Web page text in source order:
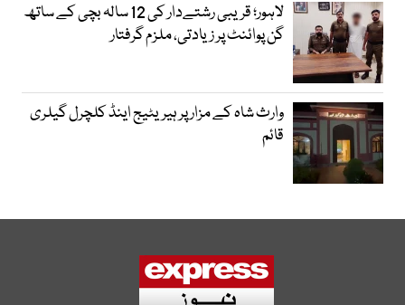
لاہور؛ قریبی رشتےدار کی 12 سالہ بچی کے ساتھ
گن پوائنٹ پر زیادتی، ملزم گرفتار
وارث شاہ کے مزار پر ہیریٹیج اینڈ کلچرل گیلری
قائم